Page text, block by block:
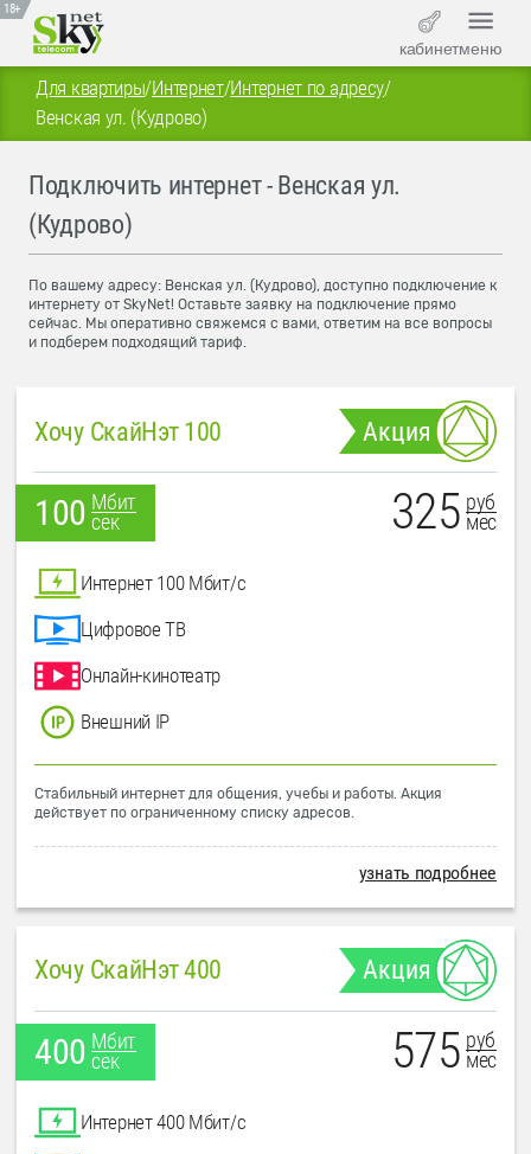
18+
кабинетменю
Для квартиры/Интернет/Интернет по адресу/
Венская ул. (Кудрово)
Подключить интернет - Венская ул.
(Кудрово)
По вашему адресу: Венская ул. (Кудрово), доступно подключение к
интернету от SkyNet! Оставьте заявку на подключение прямо
сейчас. Мы оперативно свяжемся с вами, ответим на все вопросы
и подберем подходящий тариф.
Хочу СкайНэт 100 Акция
100 Мбит
сек
325 руб
мес
Интернет 100 Мбит/с
Цифровое ТВ
Онлайн-кинотеатр
Внешний IP
Стабильный интернет для общения, учебы и работы. Акция
действует по ограниченному списку адресов.
узнать подробнее
Хочу СкайНэт 400 Акция
400 Мбит
сек
575 руб
мес
Интернет 400 Мбит/с